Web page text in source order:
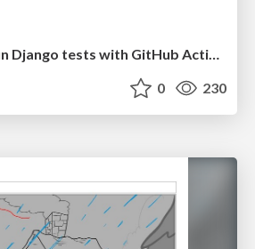
Lightning talk: Run Django tests with GitHub Actions
0 230